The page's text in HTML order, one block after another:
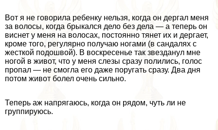
Вот я не говорила ребенку нельзя, когда он дергал меня
за волосы, когда брыкался дело без дела — а теперь он
виснет у меня на волосах, постоянно тянет их и дергает,
кроме того, регулярно получаю ногами (в сандалях с
жесткой подошвой). В воскресенье так звезданул мне
ногой в живот, что у меня слезы сразу полились, голос
пропал — не смогла его даже поругать сразу. Два дня
потом живот болел очень сильно.
Теперь аж напрягаюсь, когда он рядом, чуть ли не
группируюсь.